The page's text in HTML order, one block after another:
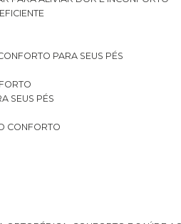
PARA SEUS PÉS
SEUS PÉS
CONFORTO